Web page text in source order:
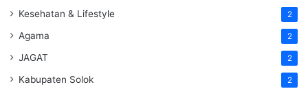
Kesehatan & Lifestyle 2
Agama 2
JAGAT 2
Kabupaten Solok 2